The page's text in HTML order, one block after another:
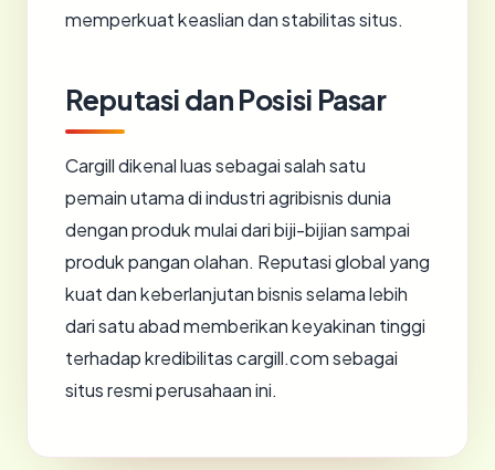
memperkuat keaslian dan stabilitas situs.
Reputasi dan Posisi Pasar
Cargill dikenal luas sebagai salah satu
pemain utama di industri agribisnis dunia
dengan produk mulai dari biji-bijian sampai
produk pangan olahan. Reputasi global yang
kuat dan keberlanjutan bisnis selama lebih
dari satu abad memberikan keyakinan tinggi
terhadap kredibilitas cargill.com sebagai
situs resmi perusahaan ini.